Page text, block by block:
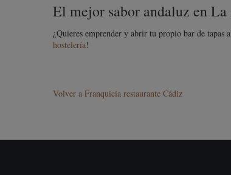
El mejor sabor andaluz en
¿Quieres emprender y abrir tu propio bar de tapas
hostelería!
Volver a Franquicia restaurante Cádiz